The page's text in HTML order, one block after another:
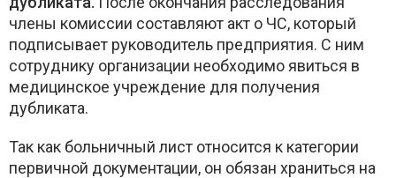
члены комиссии составляют акт о ЧС, который
подписывает руководитель предприятия. С ним
сотруднику организации необходимо явиться в
медицинское учреждение для получения
дубликата.
Так как больничный лист относится к категории
первичной документации, он обязан храниться на